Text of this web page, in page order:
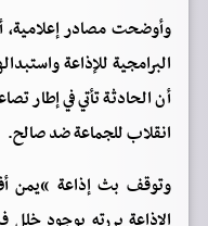
وأوضحت مصادر إعلامية،
البرامجية للإذاعة
أن الحادثة تأتي في إطار
انقلاب للجماعة ضد صالح.‏
وتوقف بث إذاعة “يمن